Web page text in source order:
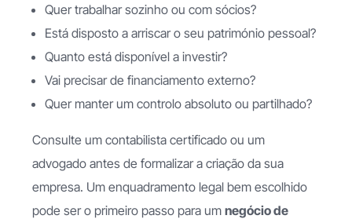
Quer trabalhar sozinho ou com sócios?
Está disposto a arriscar o seu património pessoal?
Quanto está disponível a investir?
Vai precisar de financiamento externo?
Quer manter um controlo absoluto ou partilhado?
Consulte um contabilista certificado ou um
advogado antes de formalizar a criação da sua
empresa. Um enquadramento legal bem escolhido
pode ser o primeiro passo para um negócio de